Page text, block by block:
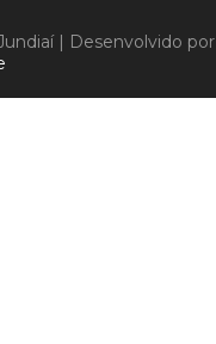
| Desenvolvido por